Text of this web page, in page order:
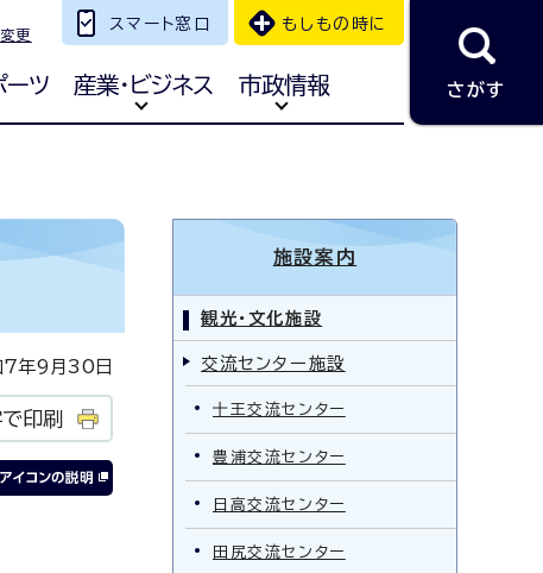
更
スマート窓口 もしもの時に
ーツ 産業・ビジネス 市政情報 さがす
年9月30日
印刷
施設案内
観光・文化施設
交流センター施設
十王交流センター
豊浦交流センター
日高交流センター
田尻交流センター